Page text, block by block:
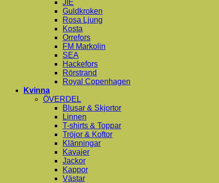
JIE
Guldkroken
Rosa Ljung
Kosta
Orrefors
FM Markolin
SEA
Hackefors
Rörstrand
Royal Copenhagen
Kvinna
ÖVERDEL
Blusar & Skjortor
Linnen
T-shirts & Toppar
Tröjor & Koftor
Klänningar
Kavajer
Jackor
Kappor
Västar